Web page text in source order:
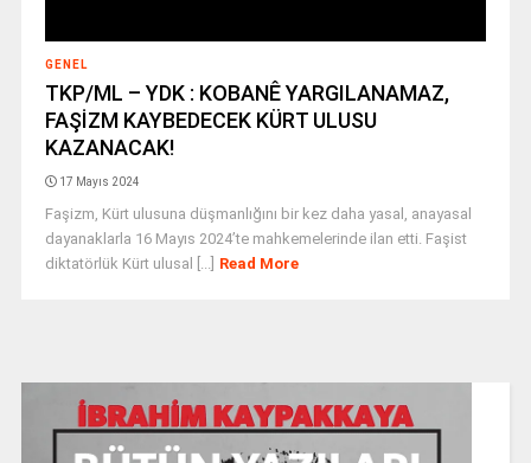
GENEL
TKP/ML – YDK : KOBANÊ YARGILANAMAZ,
FAŞİZM KAYBEDECEK KÜRT ULUSU
KAZANACAK!
17 Mayıs 2024
Faşizm, Kürt ulusuna düşmanlığını bir kez daha yasal, anayasal
dayanaklarla 16 Mayıs 2024’te mahkemelerinde ilan etti. Faşist
diktatörlük Kürt ulusal [...] Read More